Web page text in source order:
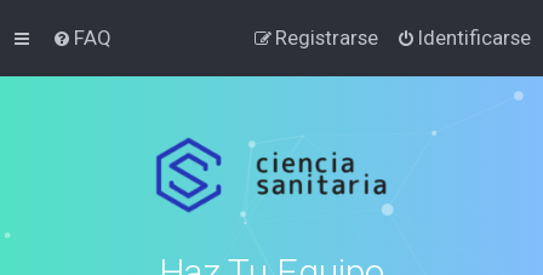
FAQ Identificarse
Registrarse